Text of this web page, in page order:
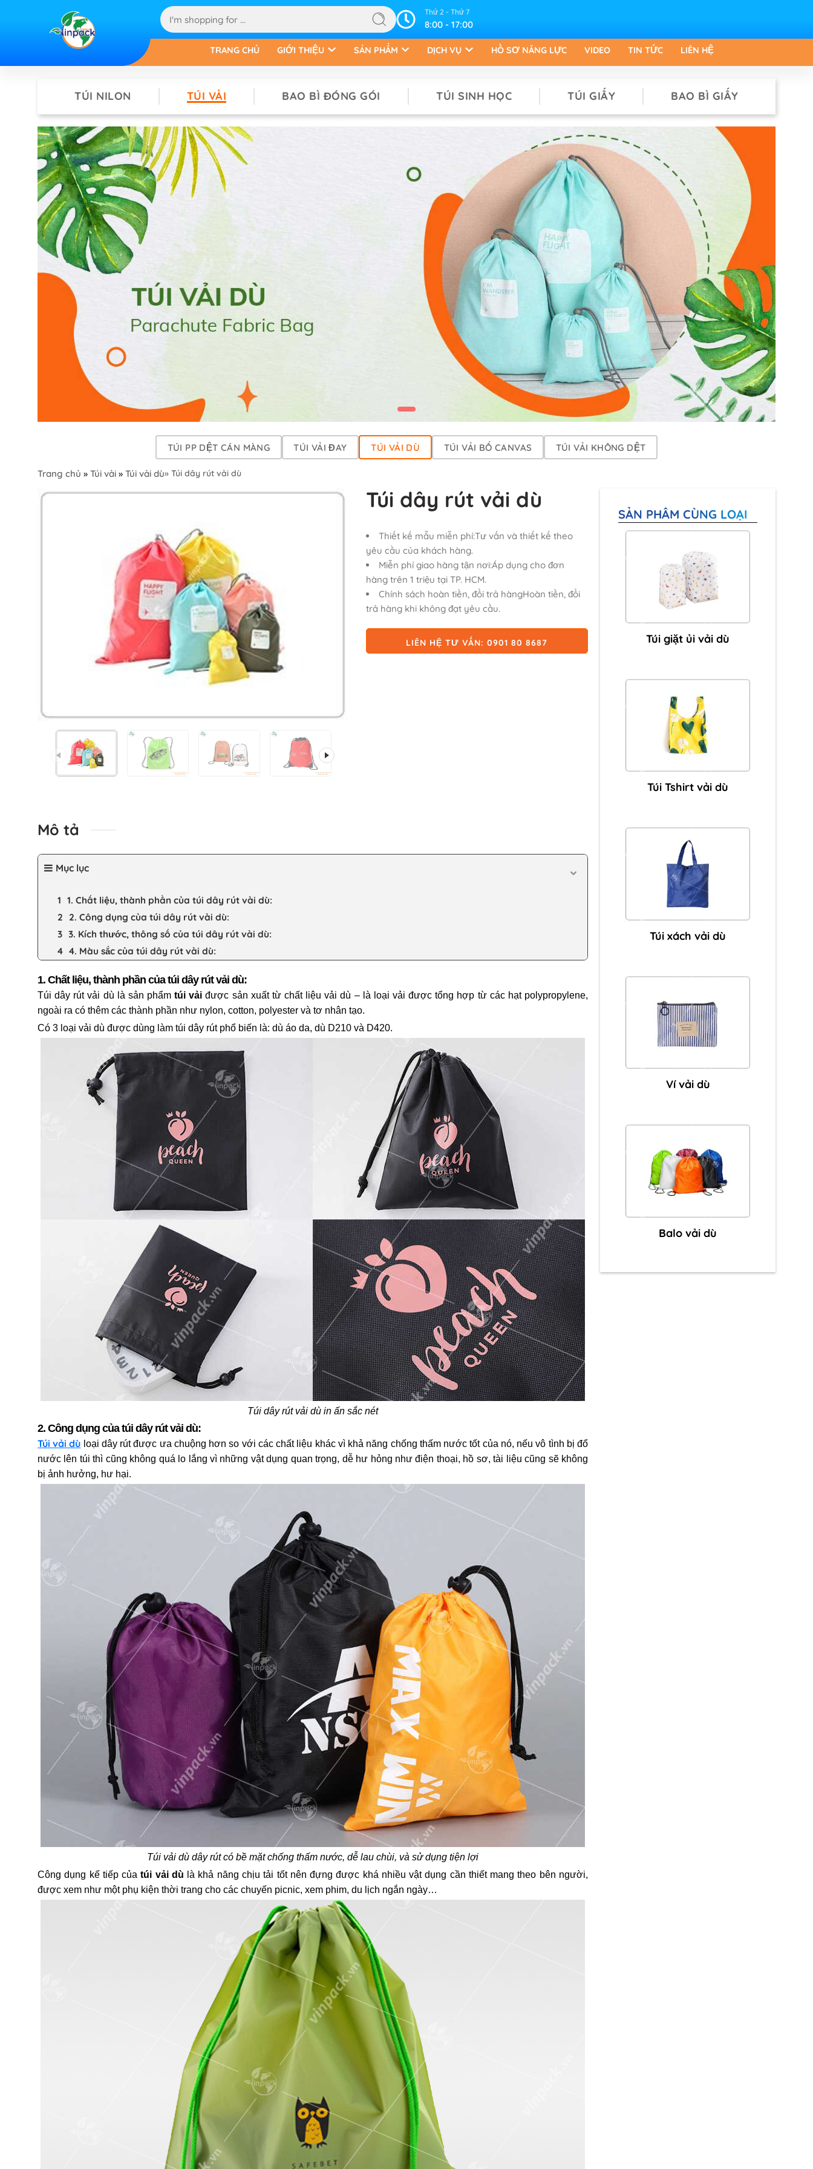
Thứ 2 - Thứ 7
8:00 - 17:00
TRANG CHỦ GIỚI THIỆU SẢN PHẨM DỊCH VỤ HỒ SƠ NĂNG LỰC VIDEO TIN TỨC LIÊN HỆ
TÚI NILON TÚI VẢI BAO BÌ ĐÓNG GÓI TÚI SINH HỌC TÚI GIẤY BAO BÌ GIẤY
TÚI PP DỆT CÁN MÀNG TÚI VẢI ĐAY TÚI VẢI DÙ TÚI VẢI BỐ CANVAS TÚI VẢI KHÔNG DỆT
Trang chủ » Túi vải » Túi vải dù» Túi dây rút vải dù
Túi dây rút vải dù
Thiết kế mẫu miễn phí:Tư vấn và thiết kế theo
yêu cầu của khách hàng.
Miễn phí giao hàng tận nơi:Áp dụng cho đơn
hàng trên 1 triệu tại TP. HCM.
Chính sách hoàn tiền, đổi trả hàngHoàn tiền, đổi
trả hàng khi không đạt yêu cầu.
LIÊN HỆ TƯ VẤN: 0901 80 8687
Mô tả
Mục lục
1. Chất liệu, thành phần của túi dây rút vải dù:
2. Công dụng của túi dây rút vải dù:
3. Kích thước, thông số của túi dây rút vải dù:
4. Màu sắc của túi dây rút vải dù:
1. Chất liệu, thành phần của túi dây rút vải dù:
Túi dây rút vải dù là sản phẩmtúi vải được sản xuất từ chất liệu vải dù – là loại vải được tổng hợp từ các hạt polypropylene,
ngoài ra có thêm các thành phần như nylon, cotton, polyester và tơ nhân tạo.
Có 3 loại vải dù được dùng làm túi dây rút phổ biến là: dù áo da, dù D210 và D420.
Túi dây rút vải dù in ấn sắc nét
2. Công dụng của túi dây rút vải dù:
Túi vải dù loại dây rút được ưa chuộng hơn so với các chất liệu khác vì khả năng chống thấm nước tốt của nó, nếu vô tình bị đổ
nước lên túi thì cũng không quá lo lắng vì những vật dụng quan trọng, dễ hư hỏng như điện thoại, hồ sơ, tài liệu cũng sẽ không
bị ảnh hưởng, hư hại.
Túi vải dù dây rút có bề mặt chống thấm nước, dễ lau chùi, và sử dụng tiện lợi
Công dụng kế tiếp củatúi vải dù là khả năng chịu tải tốt nên đựng được khá nhiều vật dụng cần thiết mang theo bên người,
được xem như một phụ kiện thời trang cho các chuyến picnic, xem phim, du lịch ngắn ngày…
SẢN PHẨM CÙNG LOẠI
Túi giặt ủi vải dù
Túi Tshirt vải dù
Túi xách vải dù
Ví vải dù
Balo vải dù